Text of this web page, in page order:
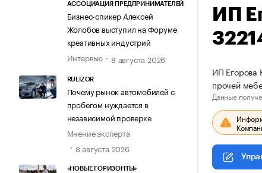
АССОЦИАЦИЯ ПРЕДПРИНИМАТЕЛЕЙ
Бизнес-спикер Алексей
Жолобов выступил на Форуме
креативных индустрий
Интервью
8 августа 2026
RULIZOR
Почему рынок автомобилей с
пробегом нуждается в
независимой проверке
Мнение эксперта
8 августа 2026
«НОВЫЕ ГОРИЗОНТЫ»
ИП
ИП Егорова
прочей
Данные